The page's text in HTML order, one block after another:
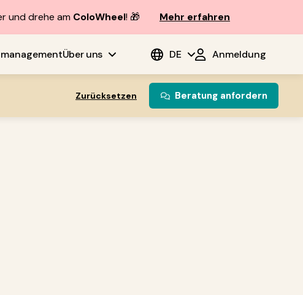
und drehe am ColoWheel! 🎁 Mehr erfahren
Über uns DE Anmeldung
Zurücksetzen Beratung anfordern